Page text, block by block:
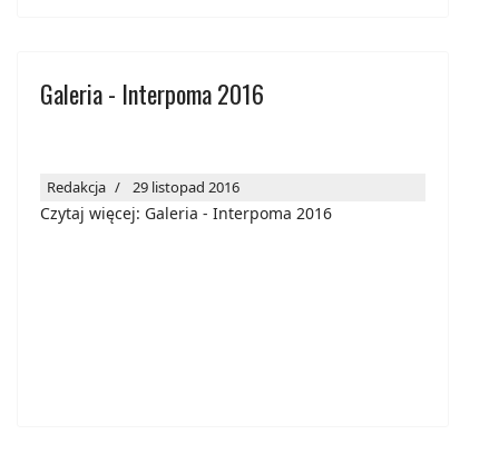
Galeria - Interpoma 2016
Redakcja 29 listopad 2016
Czytaj więcej: Galeria - Interpoma 2016